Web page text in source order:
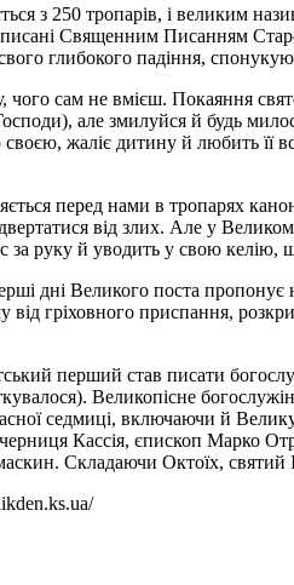
з 250 тропарів, і великим
Священним Писанням
глибокого падіння,
сам не вмієш. Покаяння
але змилуйся й будь
жаліє дитину й любить її
перед нами в тропарях
від злих. Але у
руку й уводить у свою келію,
дні Великого поста пропонує
гріховного приспання,
перший став писати
Великопісне
седмиці, включаючи й
Кассія, єпископ Марко
Складаючи Октоїх, святий